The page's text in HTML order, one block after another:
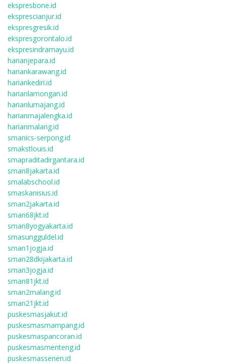
ekspresbone.id
eksprescianjur.id
ekspresgresik.id
ekspresgorontalo.id
ekspresindramayu.id
harianjepara.id
hariankarawang.id
hariankediri.id
harianlamongan.id
harianlumajang.id
harianmajalengka.id
harianmalang.id
smanics-serpong.id
smakstlouis.id
smapraditadirgantara.id
sman8jakarta.id
smalabschool.id
smaskanisius.id
sman2jakarta.id
sman68jkt.id
sman8yogyakarta.id
smasungguldel.id
sman1jogja.id
sman28dkijakarta.id
sman3jogja.id
sman81jkt.id
sman2malang.id
sman21jkt.id
puskesmasjakut.id
puskesmasmampang.id
puskesmaspancoran.id
puskesmasmenteng.id
puskesmassenen.id